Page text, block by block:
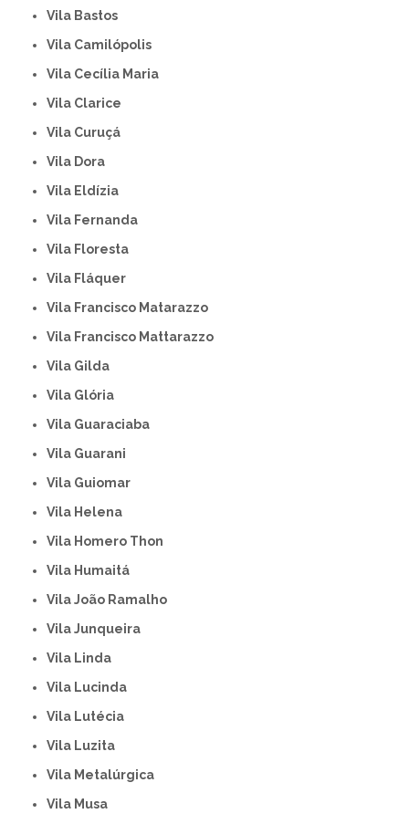
Vila Bastos
Vila Camilópolis
Vila Cecília Maria
Vila Clarice
Vila Curuçá
Vila Dora
Vila Eldízia
Vila Fernanda
Vila Floresta
Vila Fláquer
Vila Francisco Matarazzo
Vila Francisco Mattarazzo
Vila Gilda
Vila Glória
Vila Guaraciaba
Vila Guarani
Vila Guiomar
Vila Helena
Vila Homero Thon
Vila Humaitá
Vila João Ramalho
Vila Junqueira
Vila Linda
Vila Lucinda
Vila Lutécia
Vila Luzita
Vila Metalúrgica
Vila Musa